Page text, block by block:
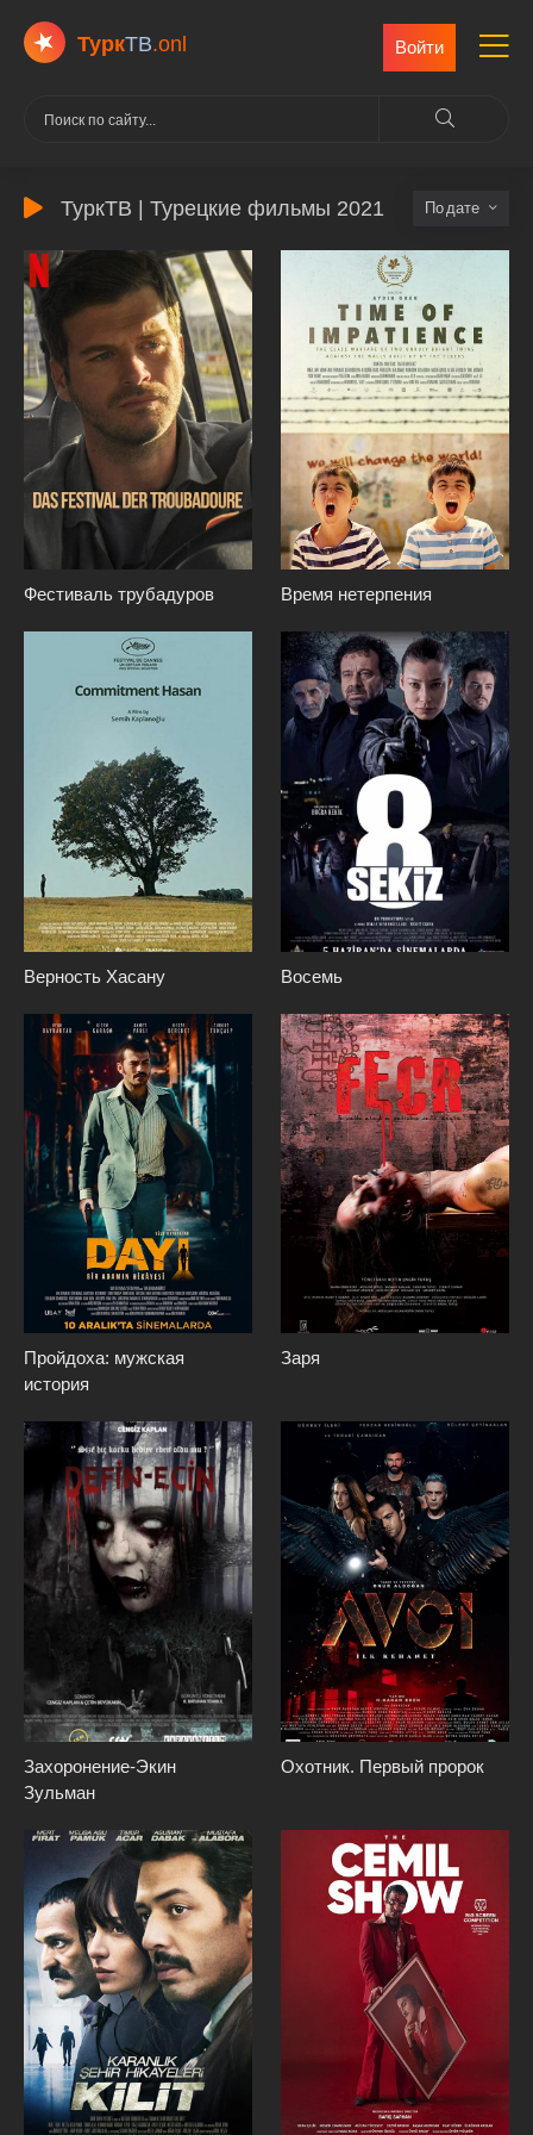
ТуркТВ.onl Войти
ТуркТВ | Турецкие фильмы 2021 дате
Фестиваль трубадуров Время нетерпения
Верность Хасану Восемь
Пройдоха: мужская
история
Заря
Захоронение-Экин
Зульман
Охотник. Первый пророк